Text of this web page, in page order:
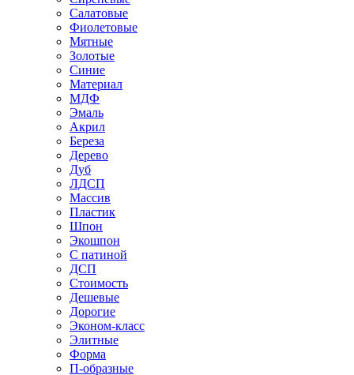
Салатовые
Фиолетовые
Мятные
Золотые
Синие
Материал
МДФ
Эмаль
Акрил
Береза
Дерево
Дуб
ЛДСП
Массив
Пластик
Шпон
Экошпон
С патиной
ДСП
Стоимость
Дешевые
Дорогие
Эконом-класс
Элитные
Форма
П-образные